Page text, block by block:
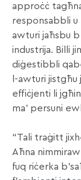
approċċ
responsabbli
awturi jaħsbu
industrija. Billi
diġestibbli
l-awturi
effiċjenti li
ma’ persuni
“Tali traġitt
Aħna
fuq riċerka